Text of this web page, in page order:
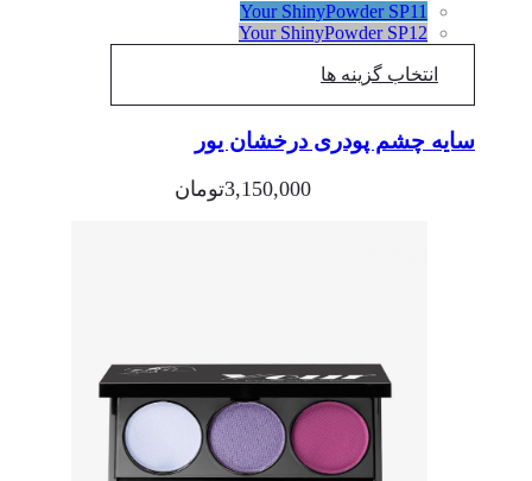
Your ShinyPowder SP11
Your ShinyPowder SP12
انتخاب گزینه ها
سایه چشم پودری درخشان یور
3,150,000 تومان